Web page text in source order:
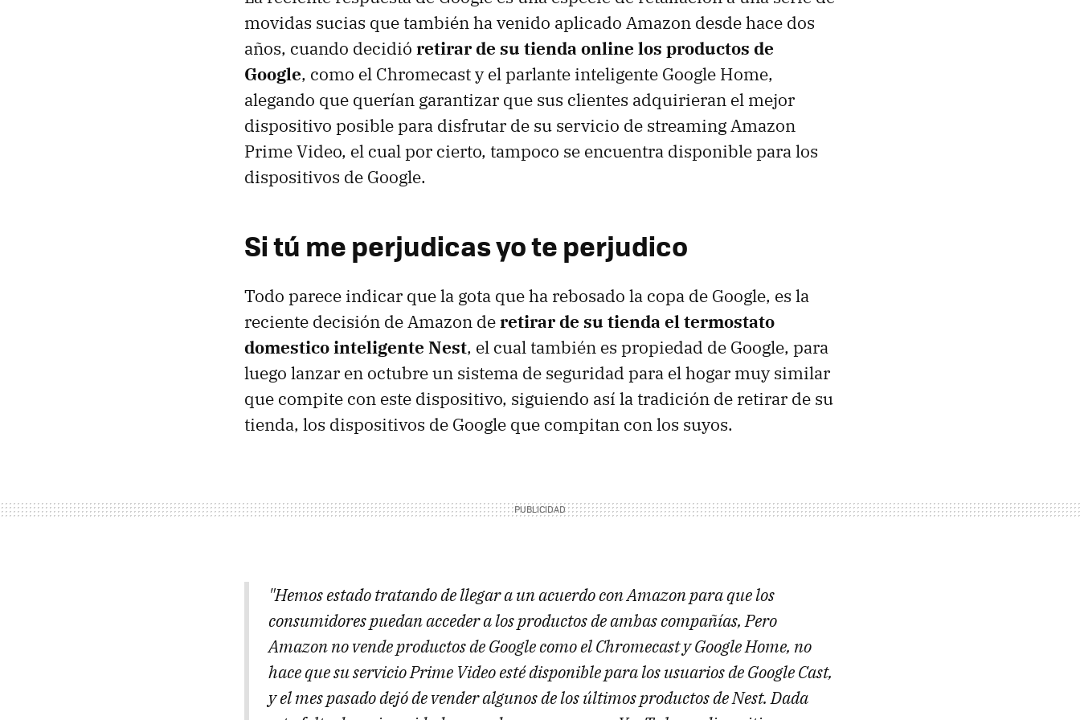
movidas sucias que también ha venido aplicado Amazon desde hace dos
años, cuando decidió retirar de su tienda online los productos de
Google, como el Chromecast y el parlante inteligente Google Home,
alegando que querían garantizar que sus clientes adquirieran el mejor
dispositivo posible para disfrutar de su servicio de streaming Amazon
Prime Video, el cual por cierto, tampoco se encuentra disponible para los
dispositivos de Google.
Si tú me perjudicas yo te perjudico
Todo parece indicar que la gota que ha rebosado la copa de Google, es la
reciente decisión de Amazon deretirar de su tienda el termostato
domestico inteligente Nest, el cual también es propiedad de Google, para
luego lanzar en octubre un sistema de seguridad para el hogar muy similar
que compite con este dispositivo, siguiendo así la tradición de retirar de su
tienda, los dispositivos de Google que compitan con los suyos.
"Hemos estado tratando de llegar a un acuerdo con Amazon para que los
consumidores puedan acceder a los productos de ambas compañías, Pero
Amazon no vende productos de Google como el Chromecast y Google Home, no
hace que su servicio Prime Video esté disponible para los usuarios de Google Cast,
y el mes pasado dejó de vender algunos de los últimos productos de Nest. Dada